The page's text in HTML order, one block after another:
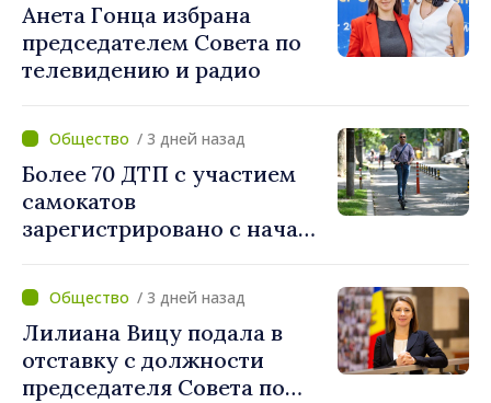
Анета Гонца избрана
председателем Совета по
телевидению и радио
/ 3 дней назад
Более 70 ДТП с участием
самокатов
зарегистрировано с начала
водителей соблюдать
правила дорожного
движения
/ 3 дней назад
Лилиана Вицу подала в
отставку с должности
председателя Совета по